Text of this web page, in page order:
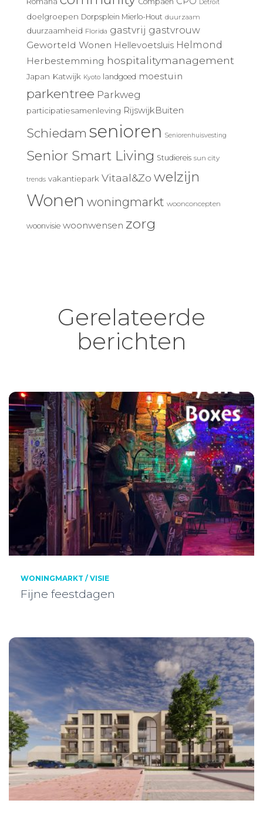
Detroit
doelgroepen Dorpsplein Mierlo-Hout duurzaam
duurzaamheid Florida gastvrij gastvrouw
Geworteld Wonen Hellevoetsluis Helmond
Herbestemming hospitalitymanagement
Japan Katwijk Kyoto landgoed moestuin
parkentree Parkweg
participatiesamenleving RijswijkBuiten
Schiedam senioren Seniorenhuisvesting
Senior Smart Living Studiereis sun city
trends vakantiepark Vitaal&Zo welzijn
Wonen woningmarkt woonconcepten
woonvisie woonwensen zorg
Gerelateerde
berichten
WONINGMARKT / VISIE
Fijne feestdagen